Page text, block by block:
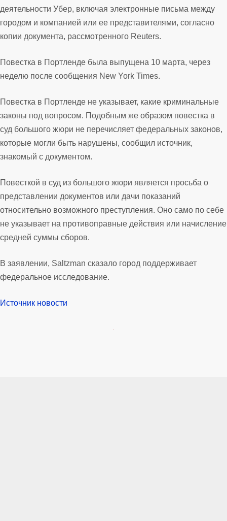
деятельности Убер, включая электронные письма между
городом и компанией или ее представителями, согласно
копии документа, рассмотренного Reuters.
Повестка в Портленде была выпущена 10 марта, через
неделю после сообщения New York Times.
Повестка в Портленде не указывает, какие криминальные
законы под вопросом. Подобным же образом повестка в
суд большого жюри не перечисляет федеральных законов,
которые могли быть нарушены, сообщил источник,
знакомый с документом.
Повесткой в суд из большого жюри является просьба о
представлении документов или дачи показаний
относительно возможного преступления. Оно само по себе
не указывает на противоправные действия или начисление
средней суммы сборов.
В заявлении, Saltzman сказало город поддерживает
федеральное исследование.
Источник новости